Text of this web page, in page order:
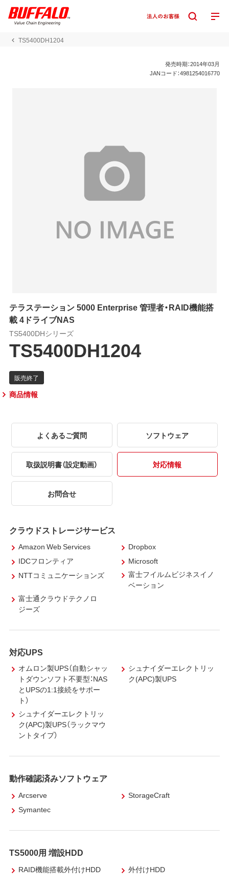
TS5400DH1204
発売時期：2014年03月
JANコード：4981254016770
テラステーション 5000 Enterprise 管理者・RAID機能搭
載 4ドライブNAS
TS5400DHシリーズ
TS5400DH1204
商品情報
よくあるご質問 ソフトウェア
取扱説明書（設定動画） 対応情報
お問合せ
クラウドストレージサービス
Amazon Web Services
Dropbox
IDCフロンティア
Microsoft
NTTコミュニケーションズ
富士フイルムビジネスイノ
ベーション
富士通クラウドテクノロ
ジーズ
対応UPS
オムロン製UPS（自動シャッ
トダウンソフト不要型：NAS
とUPSの1:1接続をサポー
ト）
シュナイダーエレクトリッ
ク(APC)製UPS
シュナイダーエレクトリッ
ク(APC)製UPS（ラックマウ
ントタイプ）
動作確認済みソフトウェア
Arcserve
StorageCraft
Symantec
TS5000用 増設HDD
RAID機能搭載外付けHDD 外付けHDD